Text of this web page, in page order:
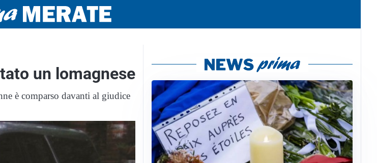
un lomagnese
è comparso davanti al giudice